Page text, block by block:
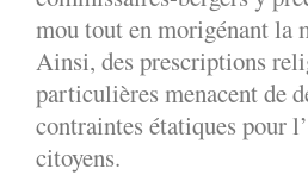
mou tout en morigénant la
Ainsi, des prescriptions
particulières menacent de
contraintes étatiques pour
citoyens.